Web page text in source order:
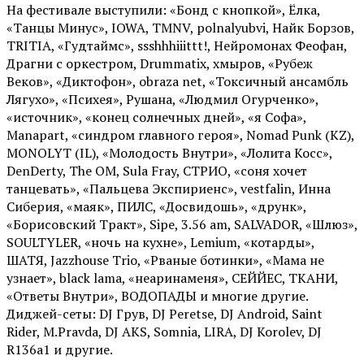
На фестивале выступили: «Бонд с кнопкой», Ёлка,
«Танцы Минус», IOWA, TMNV, polnalyubvi, Найк Борзов,
TRITIA, «Гудтаймс», ssshhhiiittt!, Нейромонах Феофан,
Драгни с оркестром, Drummatix, хмыров, «Рубеж
Веков», «Диктофон», obraza net, «Токсичный ансамбль
Лягухо», «Психея», Рушана, «Людмил Огурченко»,
«источник», «конец солнечных дней», «я Софа»,
Manapart, «синдром главного героя», Nomad Punk (KZ),
MONOLYT (IL), «Молодость Внутри», «Лолита Косс»,
DenDerty, The OM, Sula Fray, СТРИО, «соня хочет
танцевать», «Пальцева Экспириенс», vestfalin, Инна
Сиберия, «маяк», ПИЛС, «Досвидошь», «друнк»,
«Борисовский Тракт», Sipe, 3.56 am, SALVADOR, «Шлюз»,
SOULTYLER, «ночь на кухне», Lemium, «котарды»,
ШАТЯ, Jazzhouse Trio, «Рваные ботинки», «Мама не
узнает», black lama, «неаринаменя», СЕЙЙЕС, ТКАНИ,
«Ответы Внутри», ВОДОПАДЫ и многие другие.
Диджей-сеты: DJ Грув, DJ Peretse, DJ Android, Saint
Rider, М.Pravda, DJ AKS, Somnia, LIRA, DJ Korolev, DJ
R136a1 и другие.